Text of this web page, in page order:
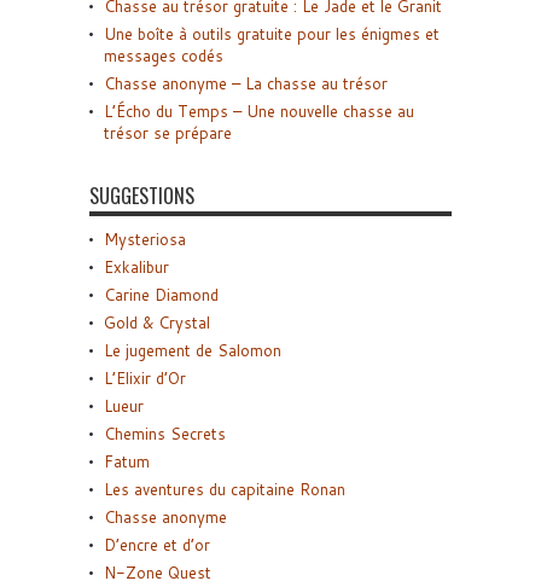
Chasse au trésor gratuite : Le Jade et le Granit
Une boîte à outils gratuite pour les énigmes et
messages codés
Chasse anonyme – La chasse au trésor
L’Écho du Temps – Une nouvelle chasse au
trésor se prépare
SUGGESTIONS
Mysteriosa
Exkalibur
Carine Diamond
Gold & Crystal
Le jugement de Salomon
L’Elixir d’Or
Lueur
Chemins Secrets
Fatum
Les aventures du capitaine Ronan
Chasse anonyme
D’encre et d’or
N-Zone Quest